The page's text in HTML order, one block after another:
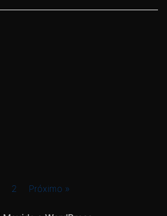
2 Próximo »